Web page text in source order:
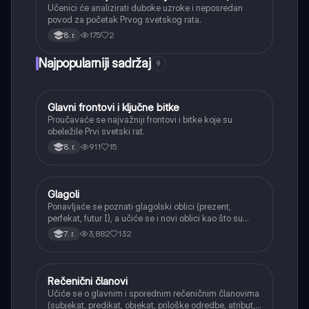
Učenici će analizirati duboke uzroke i neposredan
povod za početak Prvog svetskog rata.
8. r. 175 2
Najpopularniji sadržaj 9
Istorija
Glavni frontovi i ključne bitke
Proučavaće se najvažniji frontovi i bitke koje su
obeležile Prvi svetski rat.
8. r. 911 15
Srpski jezik
Glagoli
Ponavljaće se poznati glagolski oblici (prezent,
perfekat, futur I), a učiće se i novi oblici kao što su
aorist, imperfekat, pluskvamperfekat, futur II, kao i
glagolski prilozi i pridevi.
7. r. 3,882 132
Srpski jezik
Rečenični članovi
Učiće se o glavnim i sporednim rečeničnim članovima
(subjekat, predikat, objekat, priloške odredbe, atribut,